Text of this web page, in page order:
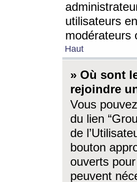
utilisateurs
modérateurs
Haut
» Où sont
rejoindre
Vous
du lien
de
bouton
ouverts
peuvent